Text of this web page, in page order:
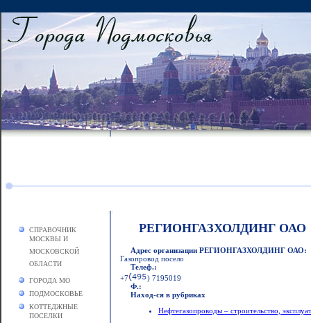
СПРАВОЧНИК
МОСКВЫ И
МОСКОВСКОЙ
ОБЛАСТИ
ГОРОДА МО
ПОДМОСКОВЬЕ
КОТТЕДЖНЫЕ
ПОСЕЛКИ
РЕГИОНГАЗХОЛДИНГ ОАО
Адрес организации РЕГИОНГАЗХОЛДИНГ ОАО:
Газопровод посело
Телеф.:
+7
) 7195019
Ф.:
Наход-ся в рубриках
Нефтегазопроводы – строительство,